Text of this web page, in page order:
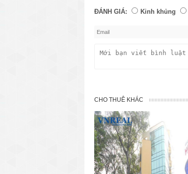
ĐÁNH GIÁ: Kinh khủng
CHO THUÊ KHÁC